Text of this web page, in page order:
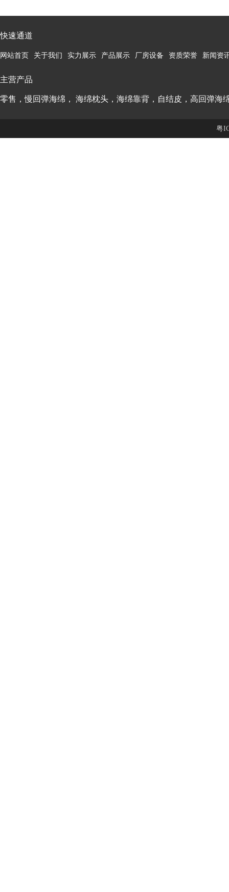
快速通道
网站首页 关于我们 实力展示 产品展示 厂房设备 资质荣誉 新闻资
主营产品
零售，慢回弹海绵， 海绵枕头，海绵靠背，自结皮，高回弹海
粤